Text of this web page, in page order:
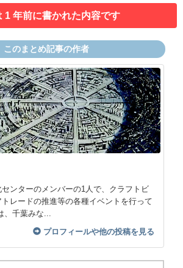
1 年前に書かれた内容です
このまとめ記事の作者
ンターのメンバーの1人で、クラフトビ
レードの推進等の各種イベントを行って
千葉みな...
プロフィールや他の投稿を見る